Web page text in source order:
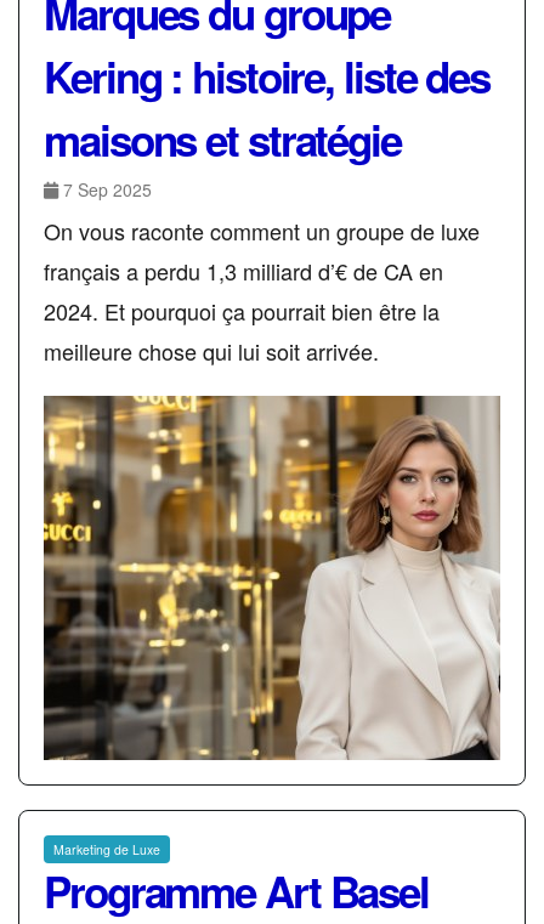
Marques du groupe
Kering : histoire, liste des
maisons et stratégie
7 Sep 2025
On vous raconte comment un groupe de luxe
français a perdu 1,3 milliard d’€ de CA en
2024. Et pourquoi ça pourrait bien être la
meilleure chose qui lui soit arrivée.
Marketing de Luxe
Programme Art Basel